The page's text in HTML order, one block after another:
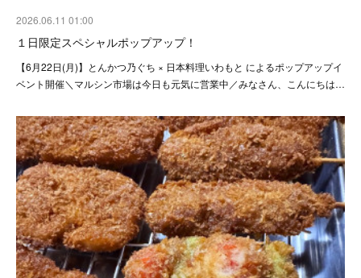
2026.06.11 01:00
１日限定スペシャルポップアップ！
【6月22日(月)】とんかつ乃ぐち × 日本料理いわもと によるポップアップイ
ベント開催＼マルシン市場は今日も元気に営業中／みなさん、こんにちは…